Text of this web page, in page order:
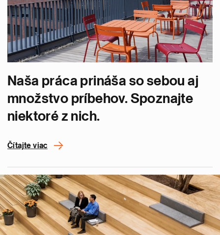
Naša práca prináša so sebou aj
množstvo príbehov. Spoznajte
niektoré z nich.
Čítajte viac